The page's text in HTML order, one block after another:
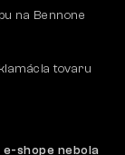
na Bennone
tovaru
záruka
shope nebola